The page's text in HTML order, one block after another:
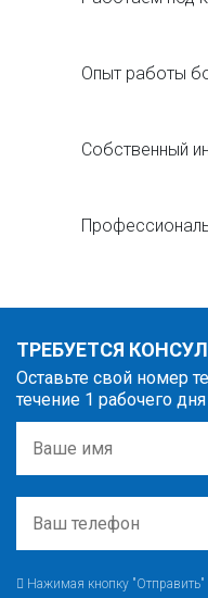
Опыт работы
Собственный
ТРЕБУЕТСЯ
Оставьте свой номер
течение 1 рабочего дня
Нажимая кнопку